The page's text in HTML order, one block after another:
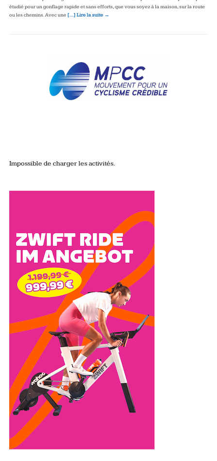
étudié pour un gonflage rapide et sans efforts, que vous soyez à la maison, sur la route
ou les chemins. Avec une […] Lire la suite →
Impossible de charger les activités.